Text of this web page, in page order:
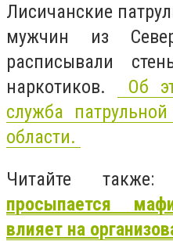
Лисичанские
мужчин из
расписывали
наркотиков.
Об
служба
области.
Читайте
просыпается
влияет на